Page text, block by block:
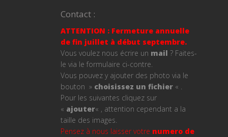
Contact :
ATTENTION : Fermeture annuelle
de fin juillet à début septembre.
Vous voulez nous écrire un mail ? Faites-
le via le formulaire ci-contre.
Vous pouvez y ajouter des photo via le
bouton » choisissez un fichier « .
Pour les suivantes cliquez sur
« ajouter« , attention cependant a la
taille des images.
Pensez à nous laisser votre numero de